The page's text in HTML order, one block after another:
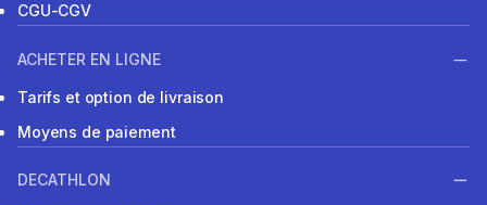
CGU-CGV
ACHETER EN LIGNE
Tarifs et option de livraison
Moyens de paiement
DECATHLON